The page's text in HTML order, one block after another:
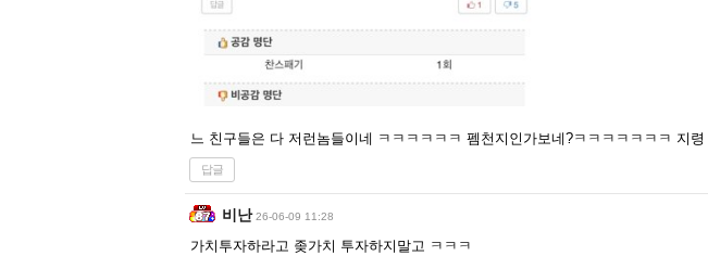
느 친구들은 다 저런놈들이네 ㅋㅋㅋㅋㅋㅋ 펨천지인가보네?ㅋㅋㅋㅋㅋㅋㅋ 지
답글
비난 26-06-09 11:28
가치투자하라고 좆가치 투자하지말고 ㅋㅋㅋ